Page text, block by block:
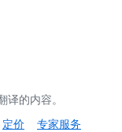
的内容。
定价 专家服务